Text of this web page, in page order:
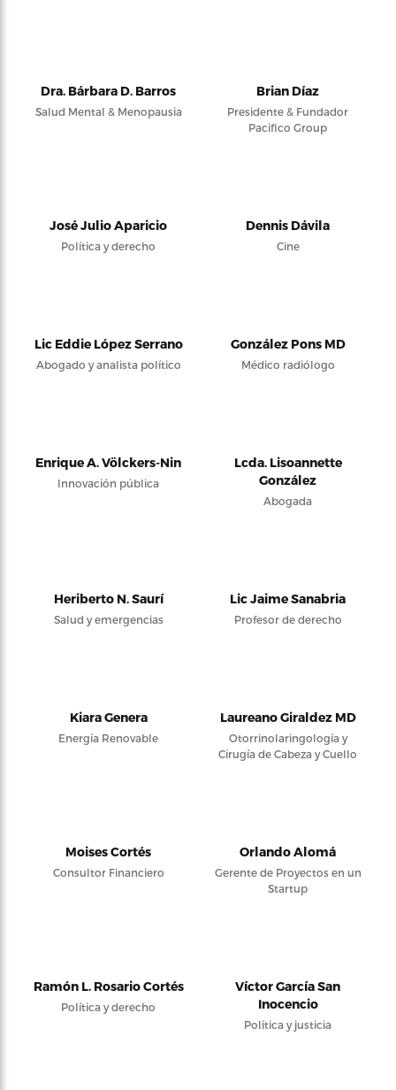
Dra. Bárbara D. Barros
Salud Mental & Menopausia
Brian Díaz
Presidente & Fundador
Pacifico Group
José Julio Aparicio
Política y derecho
Dennis Dávila
Cine
Lic Eddie López Serrano
Abogado y analista político
González Pons MD
Médico radiólogo
Enrique A. Völckers-Nin
Innovación pública
Lcda. Lisoannette
González
Abogada
Heriberto N. Saurí
Salud y emergencias
Lic Jaime Sanabria
Profesor de derecho
Kiara Genera
Energía Renovable
Laureano Giraldez MD
Otorrinolaringología y
Cirugía de Cabeza y Cuello
Moises Cortés
Consultor Financiero
Orlando Alomá
Gerente de Proyectos en un
Startup
Ramón L. Rosario Cortés
Política y derecho
Víctor García San
Inocencio
Política y justicia